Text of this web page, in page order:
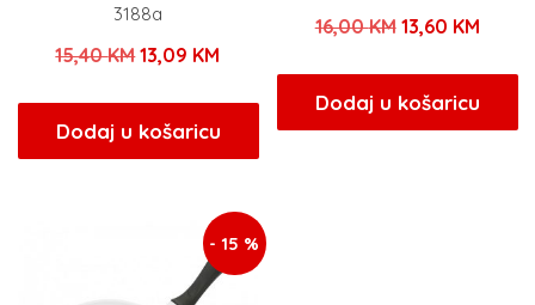
3188a
15,40KMIzvorna
bila
je:
13,09 KM
je:
13,09 KM.
Dodaj u košaricu
16,00KM Izvorna
bila
je:
13,60 KM
je:
13,60
Dodaj u košaricu
- 15 %